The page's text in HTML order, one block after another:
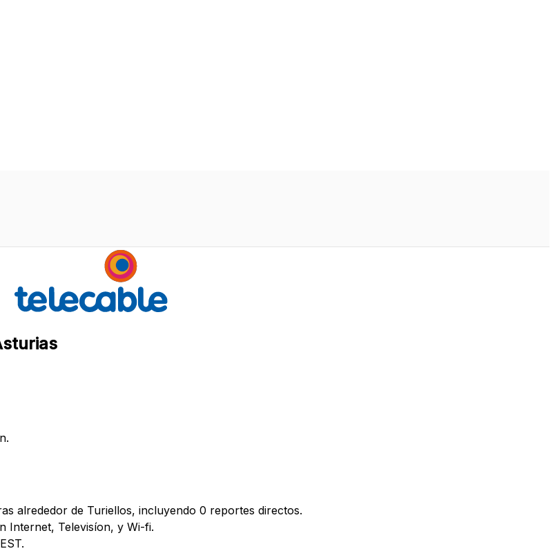
alrededor de Turiellos, incluyendo 0 reportes directos.
Internet, Televisíon, y Wi-fi.